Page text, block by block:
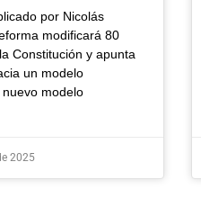
por Nicolás
modificará 80
Constitución y apunta
un modelo
modelo
2025